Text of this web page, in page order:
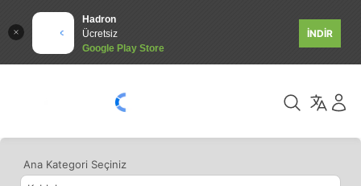
Hadron
Ücretsiz
Google Play Store
İNDİR
Ana Kategori Seçiniz